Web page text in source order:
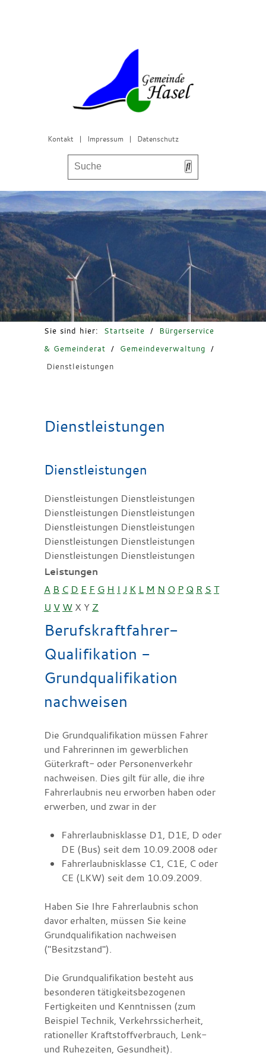
Kontakt | Impressum | Datenschutz
Bürgerservice & Gemeinderat
Leben in Hasel
Freizeit & Tourismus
Sie sind hier: Startseite /
Bürgerservice
& Gemeinderat
/ Gemeindeverwaltung
/
Dienstleistungen
Dienstleistungen
Dienstleistungen
Dienstleistungen Dienstleistungen
Dienstleistungen Dienstleistungen
Dienstleistungen Dienstleistungen
Dienstleistungen Dienstleistungen
Dienstleistungen Dienstleistungen
Leistungen
A B C D E F G H I J K L M N O P Q R S T
U V W X Y Z
Berufskraftfahrer-
Qualifikation -
Grundqualifikation
nachweisen
Die Grundqualifikation müssen Fahrer
und Fahrerinnen im gewerblichen
Güterkraft- oder Personenverkehr
nachweisen. Dies gilt für alle, die ihre
Fahrerlaubnis neu erworben haben oder
erwerben, und zwar in der
Fahrerlaubnisklasse D1, D1E, D oder
DE (Bus) seit dem 10.09.2008 oder
Fahrerlaubnisklasse C1, C1E, C oder
CE (LKW) seit dem 10.09.2009.
Haben Sie Ihre Fahrerlaubnis schon
davor erhalten, müssen Sie keine
Grundqualifikation nachweisen
("Besitzstand").
Die Grundqualifikation besteht aus
besonderen tätigkeitsbezogenen
Fertigkeiten und Kenntnissen (zum
Beispiel Technik, Verkehrssicherheit,
rationeller Kraftstoffverbrauch, Lenk-
und Ruhezeiten, Gesundheit).